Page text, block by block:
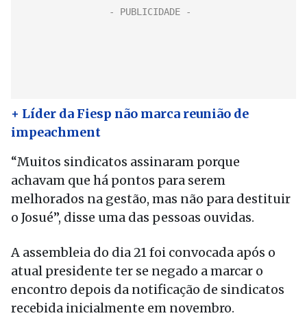
+ Líder da Fiesp não marca reunião de
impeachment
“Muitos sindicatos assinaram porque
achavam que há pontos para serem
melhorados na gestão, mas não para destituir
o Josué”, disse uma das pessoas ouvidas.
A assembleia do dia 21 foi convocada após o
atual presidente ter se negado a marcar o
encontro depois da notificação de sindicatos
recebida inicialmente em novembro.